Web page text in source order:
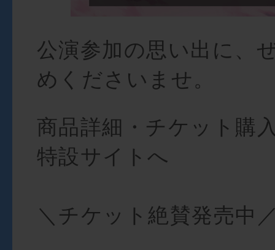
公演参加の思い出に、
めくださいませ。
商品詳細・チケット購
特設サイトへ
＼チケット絶賛発売中